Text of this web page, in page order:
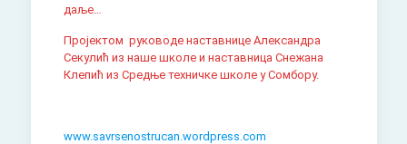
даље…
Пројектом руководе наставнице Александра
Секулић из наше школе и наставница Снежана
Клепић из Средње техничке школе у Сомбору.
www.savrsenostrucan.wordpress.com